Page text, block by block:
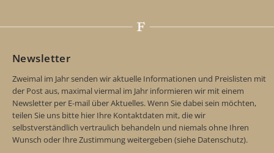
Newsletter
Zweimal im Jahr senden wir aktuelle Informationen und Preislisten mit
der Post aus, maximal viermal im Jahr informieren wir mit einem
Newsletter per E-mail über Aktuelles. Wenn Sie dabei sein möchten,
teilen Sie uns bitte hier Ihre Kontaktdaten mit, die wir
selbstverständlich vertraulich behandeln und niemals ohne Ihren
Wunsch oder Ihre Zustimmung weitergeben (siehe Datenschutz).